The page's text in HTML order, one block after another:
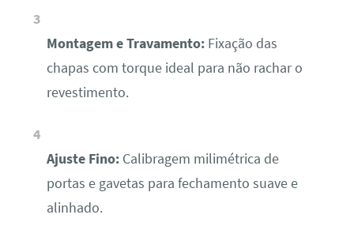
Montagem e Travamento:Fixação das
chapas com torque ideal para não rachar o
revestimento.
Ajuste Fino:Calibragem milimétrica de
portas e gavetas para fechamento suave e
alinhado.